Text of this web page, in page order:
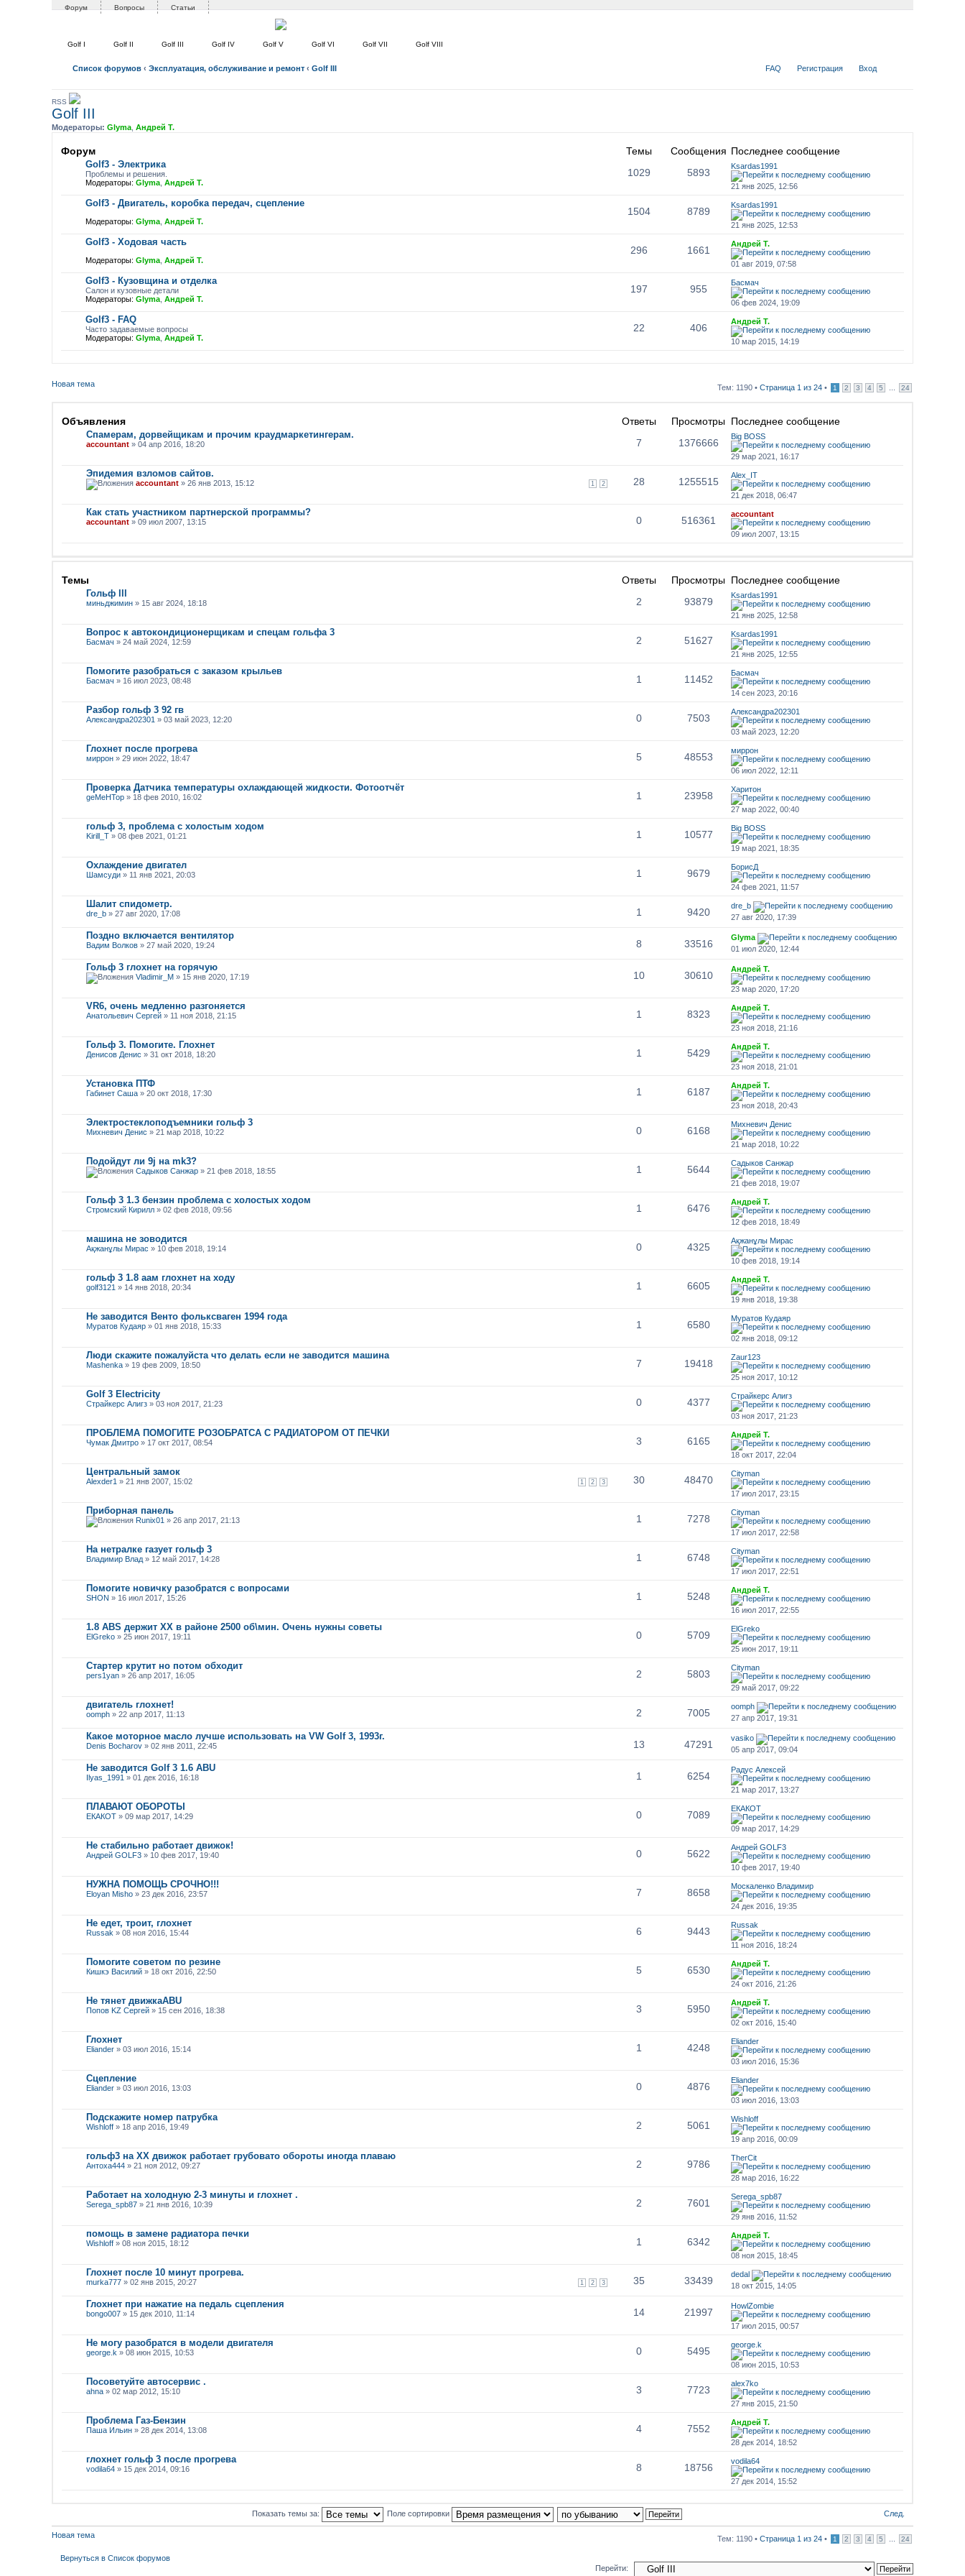
Форум Вопросы Статьи
Golf I Golf II Golf III Golf IV Golf V Golf VI Golf VII Golf VIII
Список форумов ‹ Эксплуатация, обслуживание и ремонт ‹ Golf III FAQ Регистрация Вход
RSS
Golf III
Модераторы: Glyma Андрей Т.
Форум Темы Сообщения Последнее сообщение
Golf3 - Электрика
Проблемы и решения.
Модераторы: Glyma Андрей Т.
1029 5893
Ksardas1991
21 янв 2025, 12:56
Golf3 - Двигатель, коробка передач, сцепление
Модераторы: Glyma Андрей Т.
1504 8789
Ksardas1991
21 янв 2025, 12:53
Golf3 - Ходовая часть
Модераторы: Glyma Андрей Т.
296 1661
Андрей Т.
01 авг 2019, 07:58
Golf3 - Кузовщина и отделка
Салон и кузовные детали
Модераторы: Glyma Андрей Т.
197 955
Басмач
06 фев 2024, 19:09
Golf3 - FAQ
Часто задаваемые вопросы
Модераторы: Glyma Андрей Т.
22 406
Андрей Т.
10 мар 2015, 14:19
Новая тема Тем: 1190 • Страница 1 из 24 • 1 2 3 4 5 24
Объявления Ответы Просмотры Последнее сообщение
Спамерам, дорвейщикам и прочим краудмаркетингерам.
accountant » 04 апр 2016, 18:20 7 1376666
Big BOSS
29 мар 2021, 16:17
Эпидемия взломов сайтов.
1 2
accountant » 26 янв 2013, 15:12 28 1255515
Alex_IT
21 дек 2018, 06:47
Как стать участником партнерской программы?
accountant » 09 июл 2007, 13:15 0 516361
accountant
09 июл 2007, 13:15
Темы Ответы Просмотры Последнее сообщение
Гольф lll
миньджимин » 15 авг 2024, 18:18 2 93879
Ksardas1991
21 янв 2025, 12:58
Вопрос к автокондиционерщикам и спецам гольфа 3
Басмач » 24 май 2024, 12:59 2 51627
Ksardas1991
21 янв 2025, 12:55
Помогите разобраться с заказом крыльев
Басмач » 16 июл 2023, 08:48 1 11452
Басмач
14 сен 2023, 20:16
Разбор гольф 3 92 гв
Александра202301 » 03 май 2023, 12:20 0 7503
Александра202301
03 май 2023, 12:20
Глохнет после прогрева
миррон » 29 июн 2022, 18:47 5 48553
миррон
06 июл 2022, 12:11
Проверка Датчика температуры охлаждающей жидкости. Фотоотчёт
geMeHTop » 18 фев 2010, 16:02 1 23958
Харитон
27 мар 2022, 00:40
гольф 3, проблема с холостым ходом
Kirill_T » 08 фев 2021, 01:21 1 10577
Big BOSS
19 мар 2021, 18:35
Охлаждение двигател
Шамсуди » 11 янв 2021, 20:03 1 9679
БорисД
24 фев 2021, 11:57
Шалит спидометр.
dre_b » 27 авг 2020, 17:08 1 9420
dre_b
27 авг 2020, 17:39
Поздно включается вентилятор
Вадим Волков » 27 май 2020, 19:24 8 33516
Glyma
01 июл 2020, 12:44
Гольф 3 глохнет на горячую
Vladimir_M » 15 янв 2020, 17:19 10 30610
Андрей Т.
23 мар 2020, 17:20
VR6, очень медленно разгоняется
Анатольевич Сергей » 11 ноя 2018, 21:15 1 8323
Андрей Т.
23 ноя 2018, 21:16
Гольф 3. Помогите. Глохнет
Денисов Денис » 31 окт 2018, 18:20 1 5429
Андрей Т.
23 ноя 2018, 21:01
Установка ПТФ
Габинет Саша » 20 окт 2018, 17:30 1 6187
Андрей Т.
23 ноя 2018, 20:43
Электростеклоподъемники гольф 3
Михневич Денис » 21 мар 2018, 10:22 0 6168
Михневич Денис
21 мар 2018, 10:22
Подойдут ли 9j на mk3?
Садыков Санжар » 21 фев 2018, 18:55 1 5644
Садыков Санжар
21 фев 2018, 19:07
Гольф 3 1.3 бензин проблема с холостых ходом
Стромский Кирилл » 02 фев 2018, 09:56 1 6476
Андрей Т.
12 фев 2018, 18:49
машина не зоводится
Ақжанұлы Мирас » 10 фев 2018, 19:14 0 4325
Ақжанұлы Мирас
10 фев 2018, 19:14
гольф 3 1.8 аам глохнет на ходу
golf3121 » 14 янв 2018, 20:34 1 6605
Андрей Т.
19 янв 2018, 19:38
Не заводится Венто фольксваген 1994 года
Муратов Кудаяр » 01 янв 2018, 15:33 1 6580
Муратов Кудаяр
02 янв 2018, 09:12
Люди скажите пожалуйста что делать если не заводится машина
Mashenka » 19 фев 2009, 18:50 7 19418
Zaur123
25 ноя 2017, 10:12
Golf 3 Electricity
Страйкерс Алигз » 03 ноя 2017, 21:23 0 4377
Страйкерс Алигз
03 ноя 2017, 21:23
ПРОБЛЕМА ПОМОГИТЕ РОЗОБРАТСА С РАДИАТОРОМ ОТ ПЕЧКИ
Чумак Дмитро » 17 окт 2017, 08:54 3 6165
Андрей Т.
18 окт 2017, 22:04
Центральный замок
1 2 3
Alexder1 » 21 янв 2007, 15:02 30 48470
Cityman
17 июл 2017, 23:15
Приборная панель
Runix01 » 26 апр 2017, 21:13 1 7278
Cityman
17 июл 2017, 22:58
На нетралке газует гольф 3
Владимир Влад » 12 май 2017, 14:28 1 6748
Cityman
17 июл 2017, 22:51
Помогите новичку разобратся с вопросами
SHON » 16 июл 2017, 15:26 1 5248
Андрей Т.
16 июл 2017, 22:55
1.8 ABS держит ХХ в районе 2500 об\мин. Очень нужны советы
ElGreko » 25 июн 2017, 19:11 0 5709
ElGreko
25 июн 2017, 19:11
Стартер крутит но потом обходит
pers1yan » 26 апр 2017, 16:05 2 5803
Cityman
29 май 2017, 09:22
двигатель глохнет!
oomph » 22 апр 2017, 11:13 2 7005
oomph
27 апр 2017, 19:31
Какое моторное масло лучше использовать на VW Golf 3, 1993г.
Denis Bocharov » 02 янв 2011, 22:45 13 47291
vasiko
05 апр 2017, 09:04
Не заводится Golf 3 1.6 ABU
Ilyas_1991 » 01 дек 2016, 16:18 1 6254
Радус Алексей
21 мар 2017, 13:27
ПЛАВАЮТ ОБОРОТЫ
ЕКАКОТ » 09 мар 2017, 14:29 0 7089
ЕКАКОТ
09 мар 2017, 14:29
Не стабильно работает движок!
Андрей GOLF3 » 10 фев 2017, 19:40 0 5622
Андрей GOLF3
10 фев 2017, 19:40
НУЖНА ПОМОЩЬ СРОЧНО!!!
Eloyan Misho » 23 дек 2016, 23:57 7 8658
Москаленко Владимир
24 дек 2016, 19:35
Не едет, троит, глохнет
Russak » 08 ноя 2016, 15:44 6 9443
Russak
11 ноя 2016, 18:24
Помогите советом по резине
Кишкэ Василий » 18 окт 2016, 22:50 5 6530
Андрей Т.
24 окт 2016, 21:26
Не тянет движкаABU
Попов KZ Сергей » 15 сен 2016, 18:38 3 5950
Андрей Т.
02 окт 2016, 15:40
Глохнет
Eliander » 03 июл 2016, 15:14 1 4248
Eliander
03 июл 2016, 15:36
Сцепление
Eliander » 03 июл 2016, 13:03 0 4876
Eliander
03 июл 2016, 13:03
Подскажите номер патрубка
Wishloff » 18 апр 2016, 19:49 2 5061
Wishloff
19 апр 2016, 00:09
гольф3 на ХХ движок работает грубовато обороты иногда плаваю
Антоха444 » 21 ноя 2012, 09:27 2 9786
TherCit
28 мар 2016, 16:22
Работает на холодную 2-3 минуты и глохнет .
Serega_spb87 » 21 янв 2016, 10:39 2 7601
Serega_spb87
29 янв 2016, 11:52
помощь в замене радиатора печки
Wishloff » 08 ноя 2015, 18:12 1 6342
Андрей Т.
08 ноя 2015, 18:45
Глохнет после 10 минут прогрева.
1 2 3
murka777 » 02 янв 2015, 20:27 35 33439
dedal
18 окт 2015, 14:05
Глохнет при нажатие на педаль сцепления
bongo007 » 15 дек 2010, 11:14 14 21997
HowlZombie
17 июл 2015, 00:57
Не могу разобратся в модели двигателя
george.k » 08 июн 2015, 10:53 0 5495
george.k
08 июн 2015, 10:53
Посоветуйте автосервис .
ahna » 02 мар 2012, 15:10 3 7723
alex7ko
27 янв 2015, 21:50
Проблема Газ-Бензин
Паша Ильин » 28 дек 2014, 13:08 4 7552
Андрей Т.
28 дек 2014, 18:52
глохнет гольф 3 после прогрева
vodila64 » 15 дек 2014, 09:16 8 18756
vodila64
27 дек 2014, 15:52
След.
Показать темы за: Поле сортировки
Новая тема Тем: 1190 • Страница 1 из 24 • 1 2 3 4 5 24
Вернуться в Список форумов
Перейти: